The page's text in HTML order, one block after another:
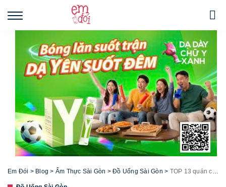
Em Đói > Blog > Ẩm Thực Sài Gòn >Đồ Uống Sài Gòn > TOP 13 quán cafe có bánh ngọt tp.HCM check in nhiều nhất